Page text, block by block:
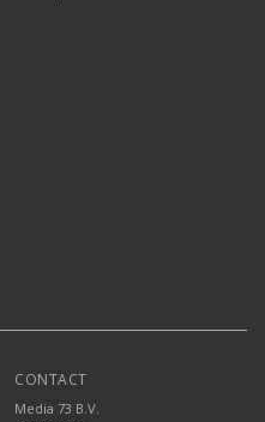
CONTACT
Media 73 B.V.